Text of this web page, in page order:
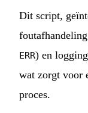
Dit script,
ERR) en
wat zorgt voor
proces.